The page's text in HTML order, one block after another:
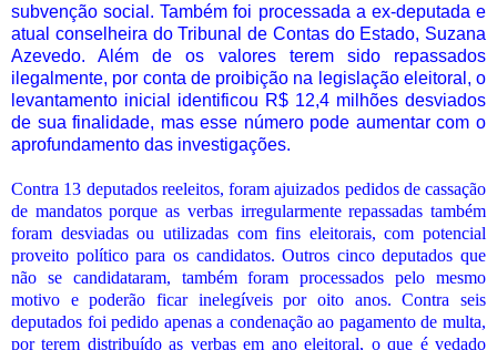
subvenção social. Também foi processada a ex-deputada e
atual conselheira do Tribunal de Contas do Estado, Suzana
Azevedo. Além de os valores terem sido repassados
ilegalmente, por conta de proibição na legislação eleitoral, o
levantamento inicial identificou R$ 12,4 milhões desviados
de sua finalidade, mas esse número pode aumentar com o
aprofundamento das investigações.
Contra 13 deputados reeleitos, foram ajuizados pedidos de cassação
de mandatos porque as verbas irregularmente repassadas também
foram desviadas ou utilizadas com fins eleitorais, com potencial
proveito político para os candidatos. Outros cinco deputados que
não se candidataram, também foram processados pelo mesmo
motivo e poderão ficar inelegíveis por oito anos. Contra seis
deputados foi pedido apenas a condenação ao pagamento de multa,
por terem distribuído as verbas em ano eleitoral, o que é vedado